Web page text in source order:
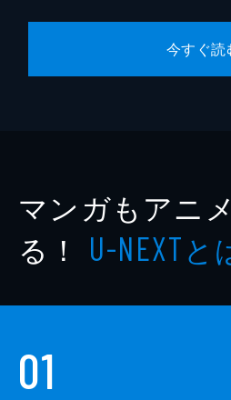
今すぐ読
マンガもアニ
る！ U-NEXTと
01